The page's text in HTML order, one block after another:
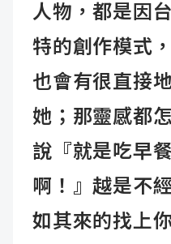
人物，都是因
特的創作模式
也會有很直接
她；那靈感都
說『就是吃早
啊！』越是不
如其來的找上